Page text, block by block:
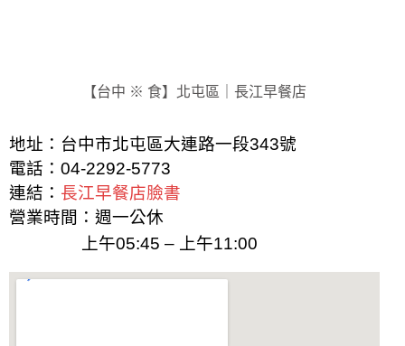
【台中 ※ 食】北屯區｜長江早餐店
地址：台中市北屯區大連路一段343號
電話： 04-2292-5773
連結： 長江早餐店臉書
營業時間：週一公休
上午05:45 – 上午11:00